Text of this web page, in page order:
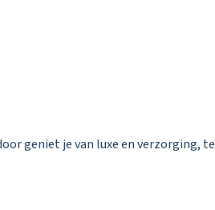
geniet je van luxe en verzorging,